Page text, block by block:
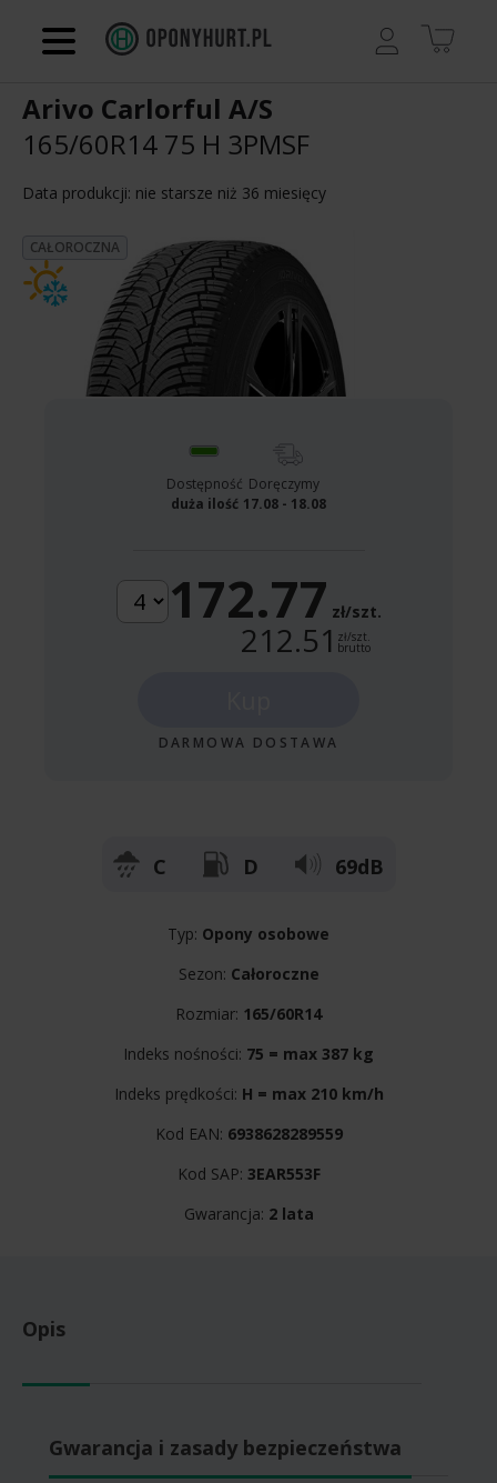
Kontakt
Arivo Carlorful A/S
165/60R14 75 H 3PMSF
Data produkcji: nie starsze niż 36 miesięcy
CAŁOROCZNA
Dostępność
duża ilość
Doręczymy
17.08 - 18.08
172.77 zł/szt.
212.51 zł/szt.
brutto
DARMOWA DOSTAWA
C D 69dB
Typ: Opony osobowe
Sezon: Całoroczne
Rozmiar: 165/60R14
Indeks nośności: 75 = max 387 kg
Indeks prędkości: H = max 210 km/h
Kod EAN: 6938628289559
Kod SAP: 3EAR553F
Gwarancja: 2 lata
Opis
Gwarancja i zasady bezpieczeństwa